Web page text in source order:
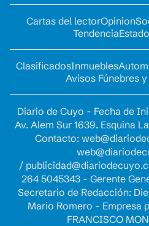
Cartas del lectorOpinion
Tendencia
ClasificadosInmuebles
Avisos Fúnebres
Diario de Cuyo - Fecha de
Av. Alem Sur 1639. Esquina
Contacto:
/
264 5045343 - Gerente
Secretario de Redacción:
Mario Romero - Empresa
FRANCISCO